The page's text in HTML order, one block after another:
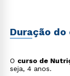
Duração
O curso de
seja, 4 anos.